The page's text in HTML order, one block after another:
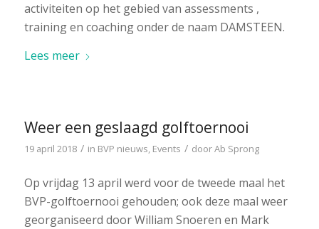
activiteiten op het gebied van assessments ,
training en coaching onder de naam DAMSTEEN.
Lees meer
Weer een geslaagd golftoernooi
19 april 2018 / in BVP nieuws, Events / doorAb Sprong
Op vrijdag 13 april werd voor de tweede maal het
BVP-golftoernooi gehouden; ook deze maal weer
georganiseerd door William Snoeren en Mark